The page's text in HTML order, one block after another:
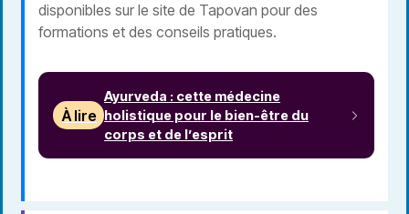
disponibles sur le site de Tapovan pour des
formations et des conseils pratiques.
À lire
Ayurveda : cette médecine
holistique pour le bien-être du
corps et de l’esprit